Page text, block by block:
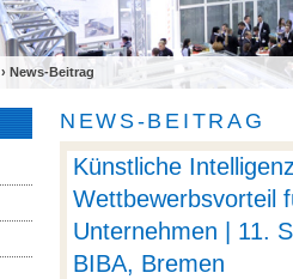
› News-Beitrag
NEWS-BEITRAG
Künstliche
Wettbewerbsvorteil
Unternehmen | 11.
BIBA, Bremen